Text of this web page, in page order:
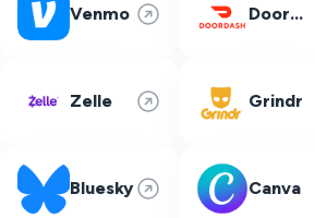
Venmo DoorDash
Zelle Grindr
Bluesky Canva